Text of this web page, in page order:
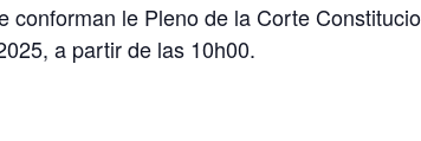
conforman le Pleno de la Corte
a partir de las 10h00.